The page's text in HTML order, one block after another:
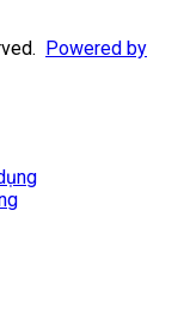
Powered by